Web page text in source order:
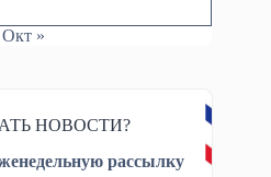
Окт »
НОВОСТИ?
рассылку